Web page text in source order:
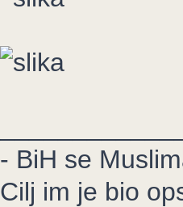
- BiH se
Cilj im je bio